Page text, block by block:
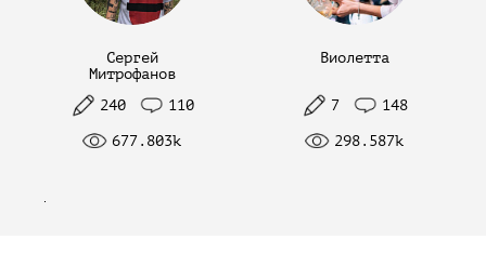
Сергей
Митрофанов
240
110
677.803k
Виолетта
7 148
298.587k